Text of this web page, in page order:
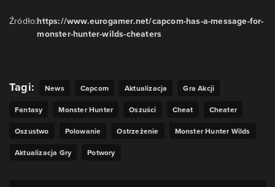
Źródło:https://www.eurogamer.net/capcom-has-a-message-for-
monster-hunter-wilds-cheaters
Tagi: News Capcom Aktualizacja
Gra Akcji
Fantasy
Monster Hunter Oszuści Cheat
Cheater
Oszustwo
Polowanie Ostrzeżenie
Monster Hunter Wilds
Aktualizacja Gry
Potwory